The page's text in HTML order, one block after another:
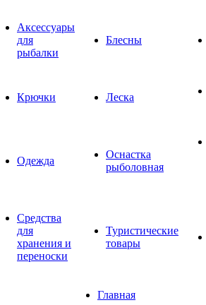
Аксессуары
для
рыбалки
Блесны
Крючки Леска
Одежда
Оснастка
рыболовная
Средства
для
хранения и
переноски
Туристические
товары
Главная